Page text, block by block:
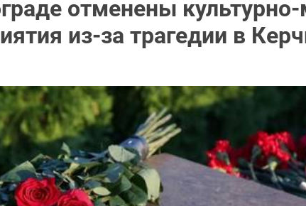
отменены
из-за трагедии в